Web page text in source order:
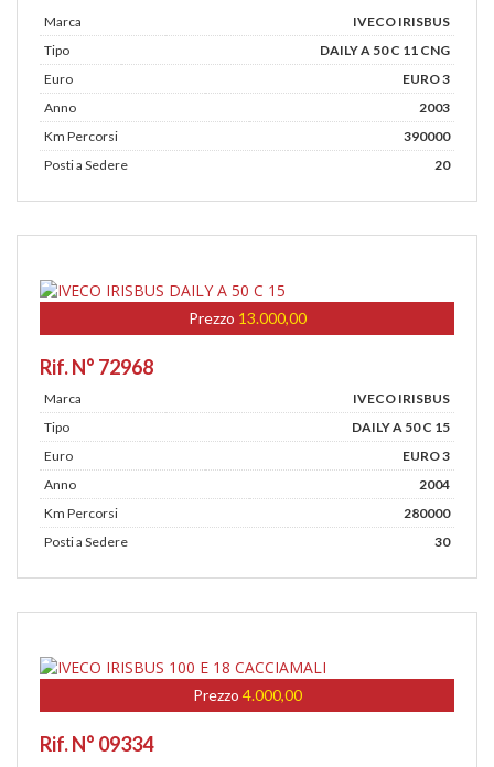
Marca
IVECO IRISBUS
Tipo
DAILY A 50 C 11 CNG
Euro
EURO 3
Anno
2003
Km Percorsi
390000
Posti a Sedere
20
Prezzo 13.000,00
Rif. N° 72968
Marca
IVECO IRISBUS
Tipo
DAILY A 50 C 15
Euro
EURO 3
Anno
2004
Km Percorsi
280000
Posti a Sedere
30
Prezzo 4.000,00
Rif. N° 09334